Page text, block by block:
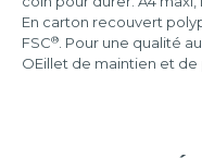
mm
En carton recouvert
FSC®. Pour une qualité
OEillet de maintien et de